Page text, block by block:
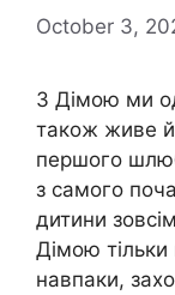
October 3,
З Дімою ми
також живе
першого
з самого
дитини
Дімою тільки
навпаки,